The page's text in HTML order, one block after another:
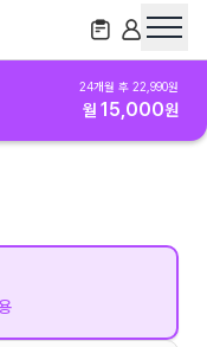
24개월 후 22,990원
월 15,000원